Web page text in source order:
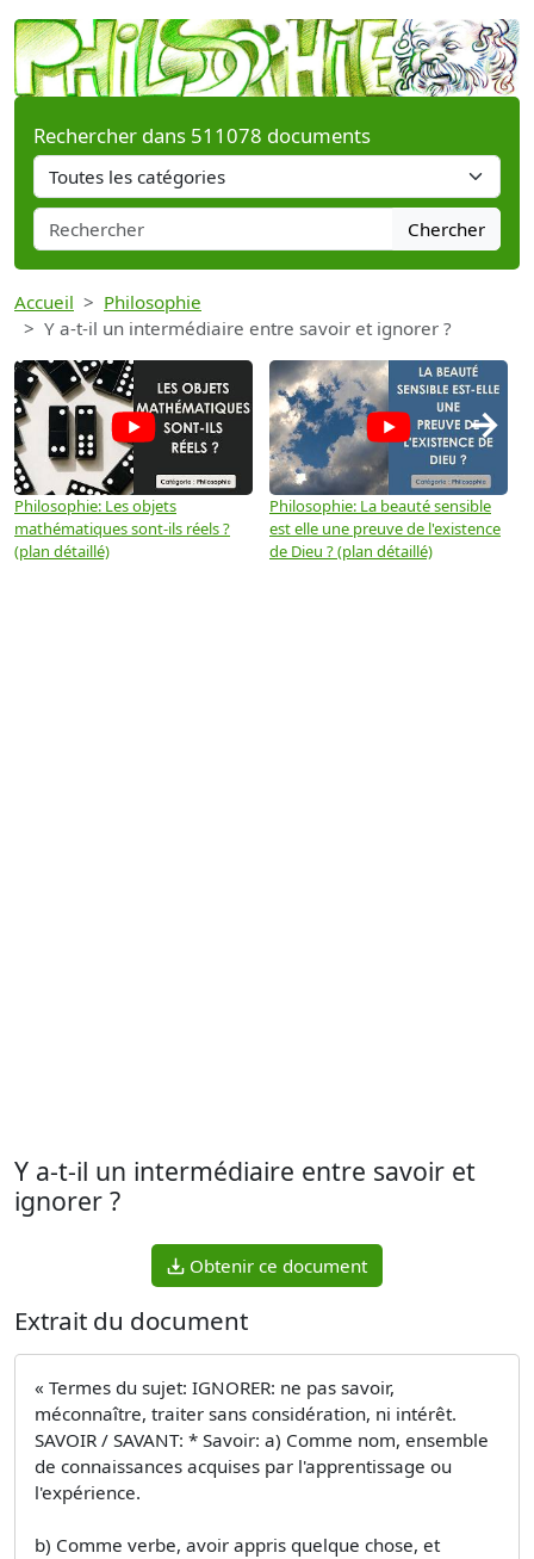
Rechercher dans 511078 documents
Chercher
Accueil
Philosophie
Y a-t-il un intermédiaire entre savoir et ignorer ?
Philosophie: Les objets
mathématiques sont-ils réels ?
(plan détaillé)
Philosophie: La beauté sensible
est elle une preuve de l'existence
de Dieu ? (plan détaillé)
→
Y a-t-il un intermédiaire entre savoir et
ignorer ?
Obtenir ce document
Extrait du document
« Termes du sujet: IGNORER: ne pas savoir,
méconnaître, traiter sans considération, ni intérêt.
SAVOIR / SAVANT: * Savoir: a) Comme nom, ensemble
de connaissances acquises par l'apprentissage ou
l'expérience.
b) Comme verbe, avoir appris quelque chose, et